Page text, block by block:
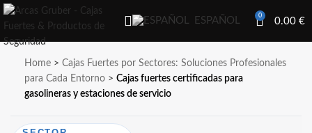
ESPAÑOL 0 0.00 €
Home > Cajas Fuertes por Sectores: Soluciones Profesionales
para Cada Entorno > Cajas fuertes certificadas para
gasolineras y estaciones de servicio